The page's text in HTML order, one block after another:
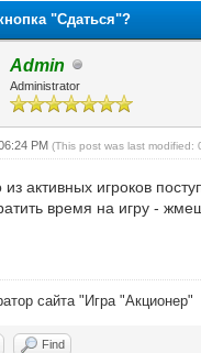
"Сдаться"?
Admin
Administrator
PM(This post was last
из активных игроков
время на игру -
сайта "Игра "Акционер"
Find